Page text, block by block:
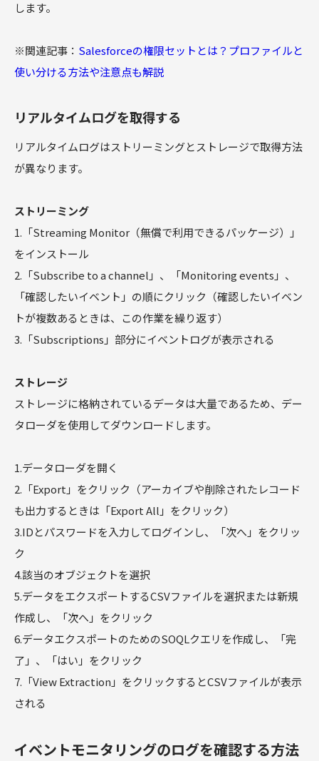
します。
※関連記事： Salesforceの権限セットとは？プロファイルと
使い分ける方法や注意点も解説
リアルタイムログを取得する
リアルタイムログはストリーミングとストレージで取得方法
が異なります。
ストリーミング
1.「Streaming Monitor（無償で利用できるパッケージ）」
をインストール
2.「Subscribe to a channel」、「Monitoring events」、
「確認したいイベント」の順にクリック（確認したいイベン
トが複数あるときは、この作業を繰り返す）
3.「Subscriptions」部分にイベントログが表示される
ストレージ
ストレージに格納されているデータは大量であるため、デー
タローダを使用してダウンロードします。
1.データローダを開く
2.「Export」をクリック（アーカイブや削除されたレコード
も出力するときは「Export All」をクリック）
3.IDとパスワードを入力してログインし、「次へ」をクリッ
ク
4.該当のオブジェクトを選択
5.データをエクスポートするCSVファイルを選択または新規
作成し、「次へ」をクリック
6.データエクスポートのためのSOQLクエリを作成し、「完
了」、「はい」をクリック
7.「View Extraction」をクリックするとCSVファイルが表示
される
イベントモニタリングのログを確認する方法